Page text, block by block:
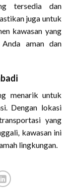
tersedia dan
juga untuk
kawasan yang
aman dan
menarik untuk
Dengan lokasi
yang
kawasan ini
lingkungan.